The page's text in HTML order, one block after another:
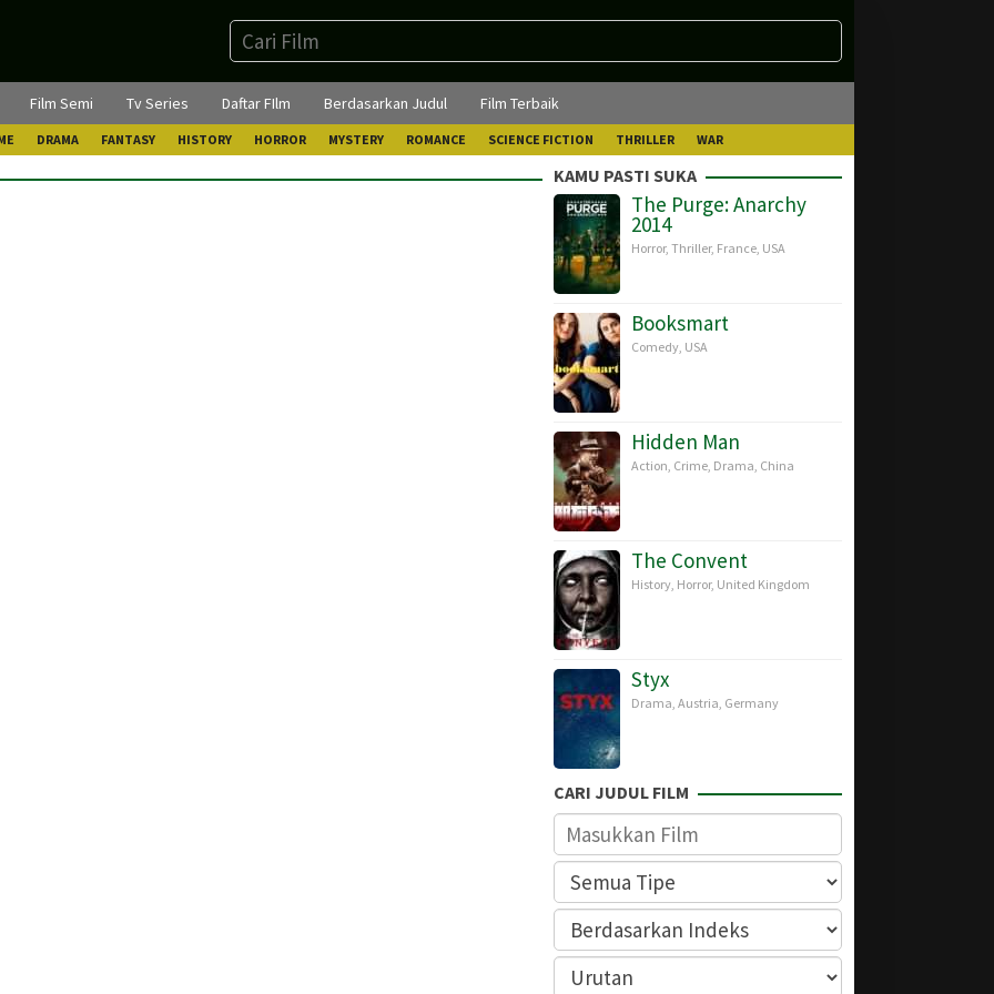
Film Semi Tv Series Daftar FIlm Berdasarkan Judul Film Terbaik
DRAMA FANTASY HISTORY HORROR MYSTERY ROMANCE SCIENCE FICTION THRILLER WAR
KAMU PASTI SUKA
The Purge: Anarchy
2014
Horror, Thriller, France, USA
Booksmart
Comedy, USA
Hidden Man
Action, Crime, Drama, China
The Convent
History, Horror, United Kingdom
Styx
Drama, Austria, Germany
CARI JUDUL FILM